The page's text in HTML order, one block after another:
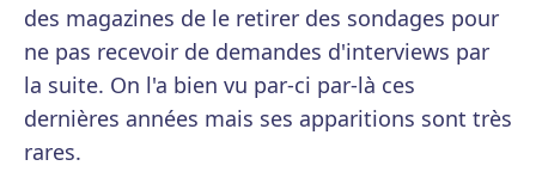
des magazines de le retirer des sondages pour
ne pas recevoir de demandes d'interviews par
la suite. On l'a bien vu par-ci par-là ces
dernières années mais ses apparitions sont très
rares.